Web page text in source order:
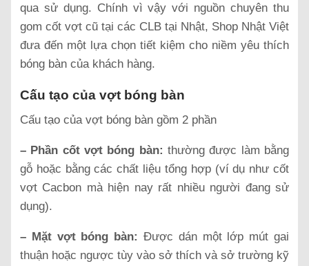
qua sử dụng. Chính vì vậy với nguồn chuyên thu
gom cốt vợt cũ tại các CLB tại Nhật, Shop Nhật Việt
đưa đến một lựa chọn tiết kiệm cho niềm yêu thích
bóng bàn của khách hàng.
Cấu tạo của vợt bóng bàn
Cấu tạo của vợt bóng bàn gồm 2 phần
– Phần cốt vợt bóng bàn: thường được làm bằng
gỗ hoặc bằng các chất liệu tổng hợp (ví dụ như cốt
vợt Cacbon mà hiện nay rất nhiều người đang sử
dụng).
– Mặt vợt bóng bàn: Được dán một lớp mút gai
thuận hoặc ngược tùy vào sở thích và sở trường kỹ